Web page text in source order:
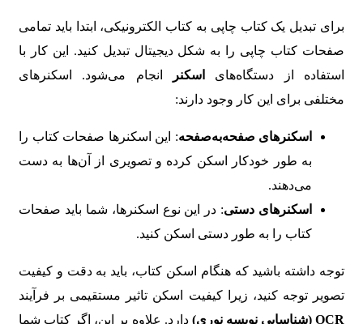
برای تبدیل یک کتاب چاپی به کتاب الکترونیکی، ابتدا باید تمامی
صفحات کتاب چاپی را به شکل دیجیتال تبدیل کنید. این کار با
استفاده از دستگاه‌های
اسکنر
انجام می‌شود. اسکنرهای
مختلفی برای این کار وجود دارند:
اسکنرهای صفحه‌به‌صفحه: این اسکنرها صفحات کتاب را
به طور خودکار اسکن کرده و تصویری از آن‌ها به دست
می‌دهند.
اسکنرهای دستی: در این نوع اسکنرها، شما باید صفحات
کتاب را به طور دستی اسکن کنید.
توجه داشته باشید که هنگام اسکن کتاب، باید به دقت و کیفیت
تصویر توجه کنید، زیرا کیفیت اسکن تاثیر مستقیمی بر فرآیند
OCR (شناسایی نویسه نوری)
دارد. علاوه بر این، اگر کتاب شما